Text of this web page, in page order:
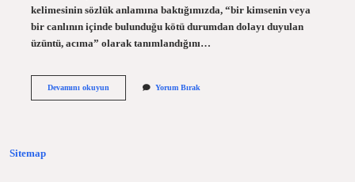
kelimesinin sözlük anlamına baktığımızda, “bir kimsenin veya
bir canlının içinde bulunduğu kötü durumdan dolayı duyulan
üzüntü, acıma” olarak tanımlandığını…
Devamını okuyunIslama
Yorum Bırak
Sitemap